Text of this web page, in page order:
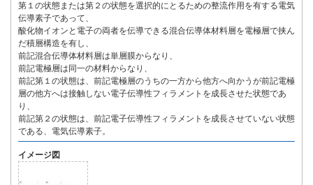
第１の状態または第２の状態を選択的にとるための整流作用を有する電気
伝導素子であって、
酸化物イオンと電子の両者を伝導できる混合伝導体材料層を電極層で挟ん
だ積層構造を有し、
前記混合伝導体材料層は単層膜からなり、
前記電極層は同一の材料からなり、
前記第１の状態は、前記電極層のうちの一方から他方へ向かうが前記電極
層の他方へは接触しない電子伝導性フィラメントを成長させた状態であ
り、
前記第２の状態は、前記電子伝導性フィラメントを成長させていない状態
である、電気伝導素子。
イメージ図